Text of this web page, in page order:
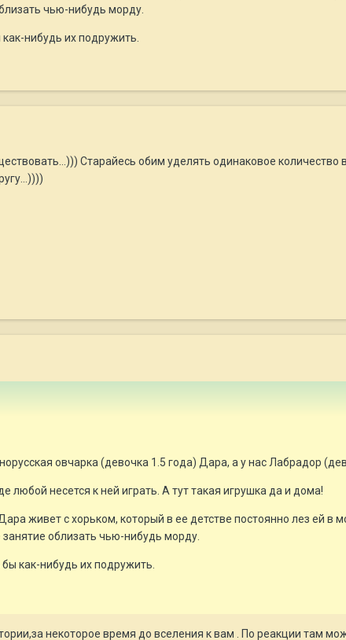
чью-нибудь морду.
нибудь их подружить.
Старайесь обим уделять одинаковое
овчарка (девочка 1.5 года) Дара, а у нас Лабрадор
любой несется к ней играть. А тут такая игрушка да и дома!
живет с хорьком, который в ее детстве постоянно лез ей в
облизать чью-нибудь морду.
как-нибудь их подружить.
некоторое время до вселения к вам . По реакции там